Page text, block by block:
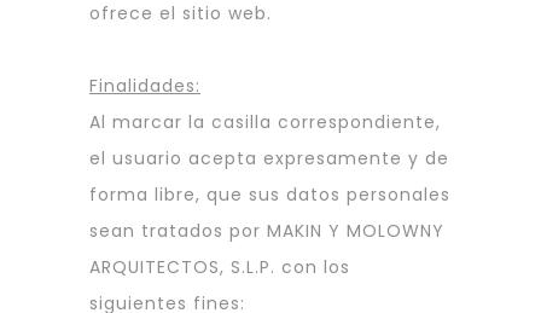
ofrece el sitio web.
Finalidades:
Al marcar la casilla correspondiente,
el usuario acepta expresamente y de
forma libre, que sus datos personales
sean tratados por MAKIN Y MOLOWNY
ARQUITECTOS, S.L.P. con los
siguientes fines: